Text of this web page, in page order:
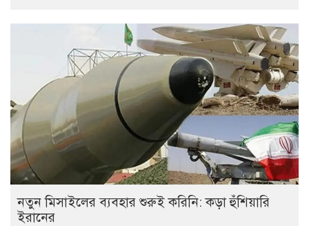
নতুন মিসাইলের ব্যবহার শুরুই করিনি: কড়া হুঁশিয়ারি
ইরানের